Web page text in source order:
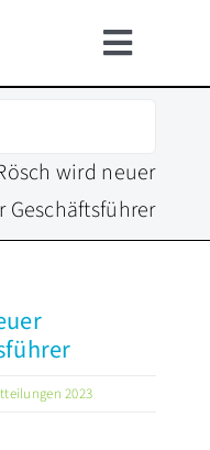
Toggle
wird neuer
Geschäftsführer
2023